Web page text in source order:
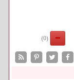
(0)